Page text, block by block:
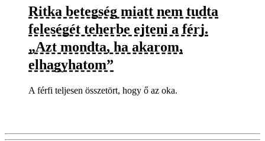
Ritka betegség miatt nem tudta
feleségét teherbe ejteni a férj.
„Azt mondta, ha akarom,
elhagyhatom”
A férfi teljesen összetört, hogy ő az oka.